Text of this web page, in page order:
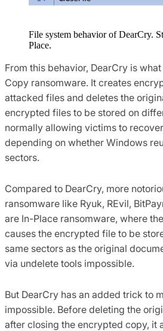
File system behavior of DearCry.
Place.
From this behavior, DearCry is
Copy ransomware. It creates
attacked files and deletes the
encrypted files to be stored on
normally allowing victims to
depending on whether Windows
sectors.
Compared to DearCry, more
ransomware like Ryuk, REvil,
are In-Place ransomware, where
causes the encrypted file to be
same sectors as the original
via undelete tools impossible.
But DearCry has an added trick to
impossible. Before deleting the
after closing the encrypted copy, it